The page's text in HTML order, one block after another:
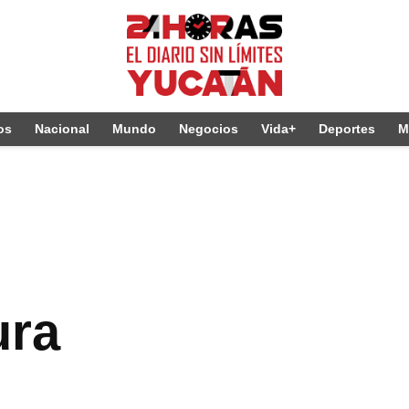
Nacional Mundo Negocios Vida+ Deportes